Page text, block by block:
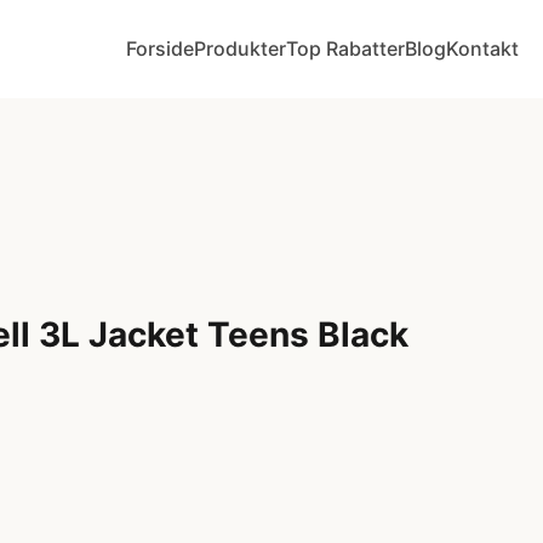
ForsideProdukterTop RabatterBlogKontakt
3L Jacket Teens Black